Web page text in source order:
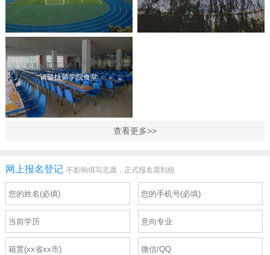
诸暨技师学院食堂
查看更多>>
网上报名登记 不影响填写志愿，正式报名需到校